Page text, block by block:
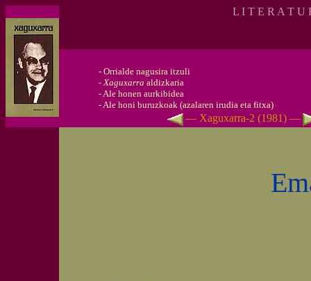
L I T E R A T
- Orrialde nagusira itzuli
-Xaguxarra aldizkaria
-Ale honen aurkibidea
-Ale honi buruzkoak (azalaren irudia eta fitxa)
— Xaguxarra-2 (1981) —